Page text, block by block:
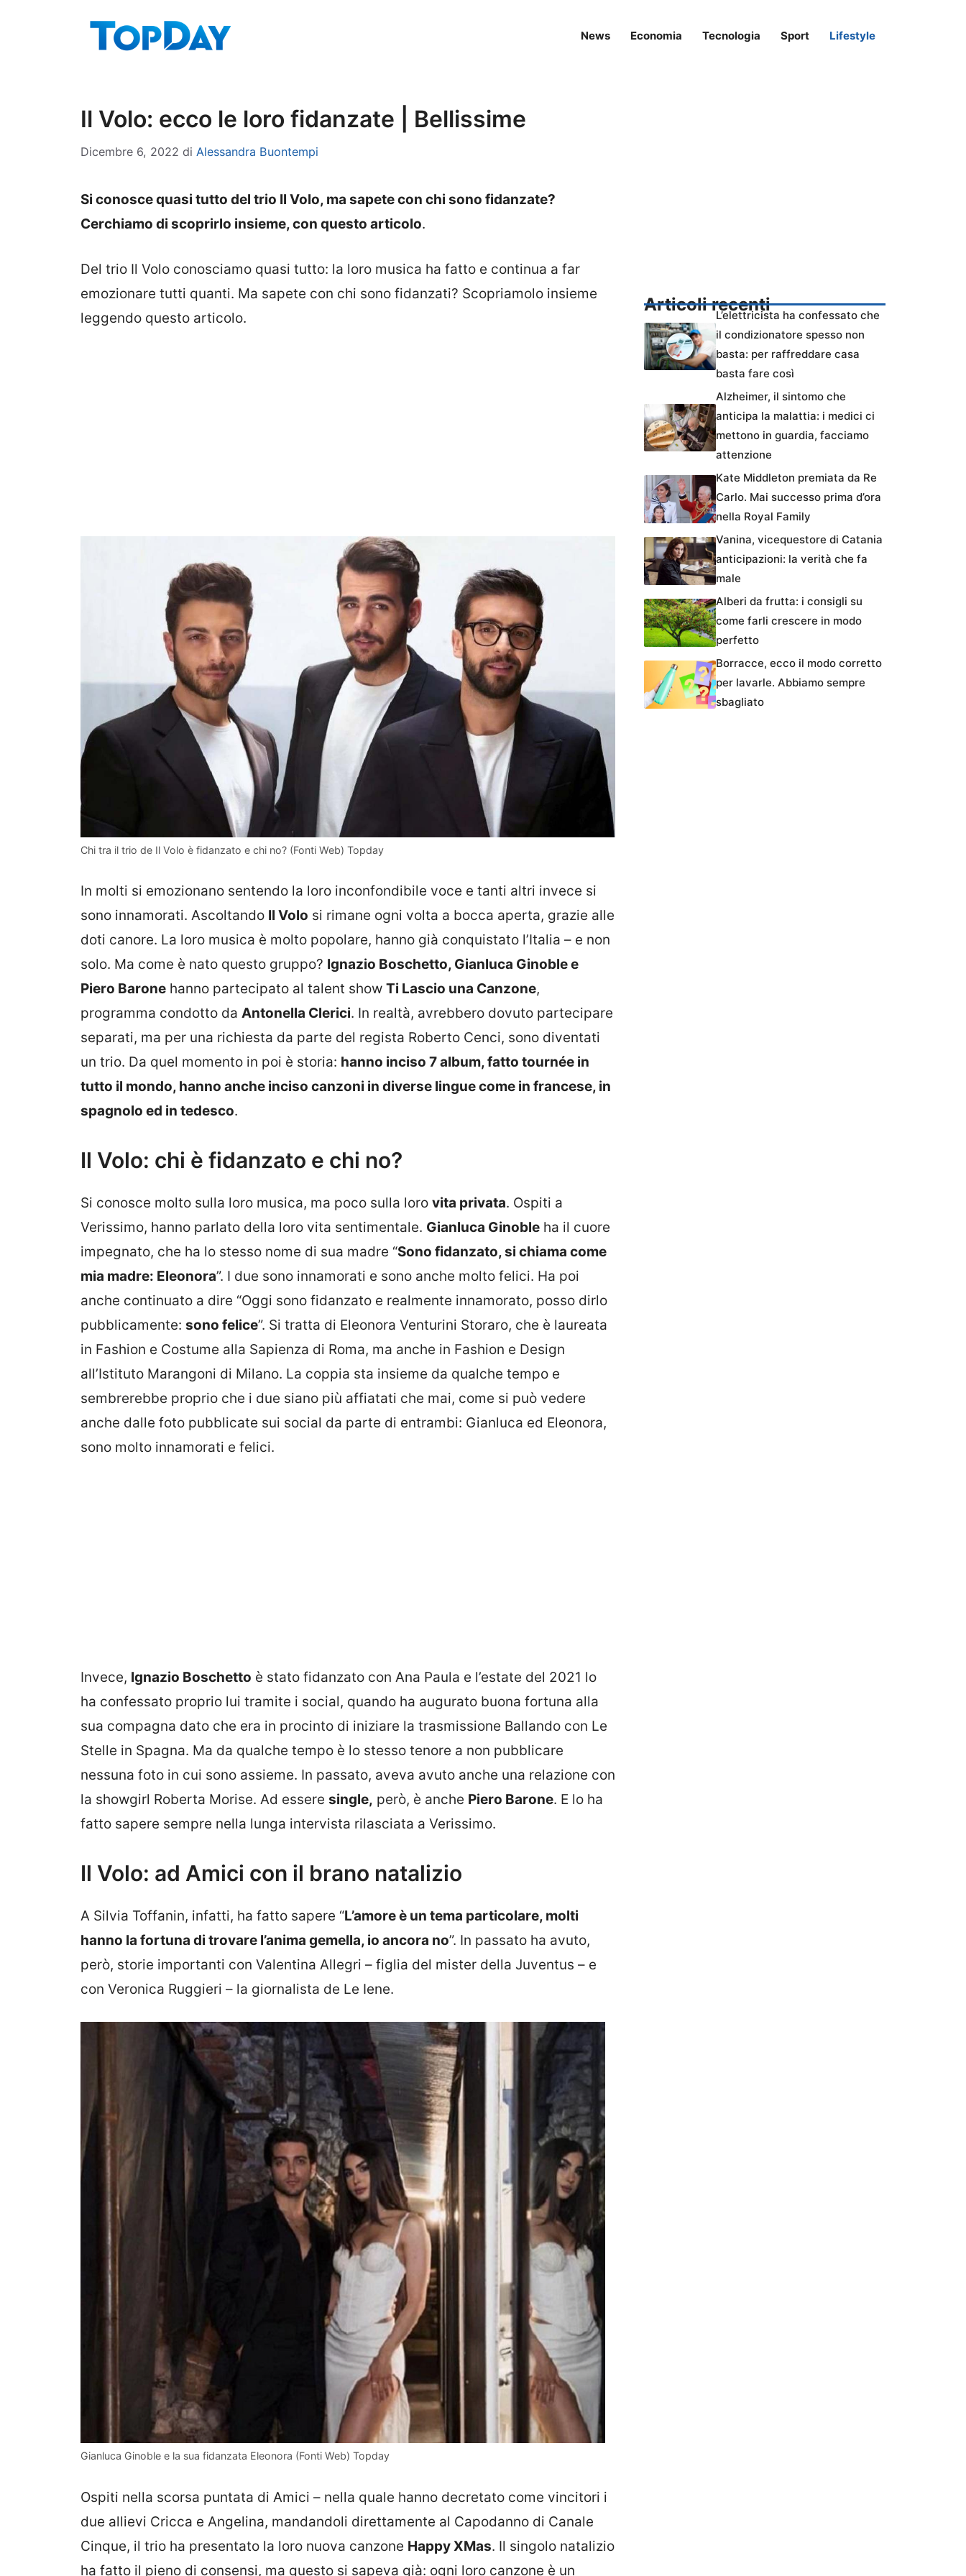
News Economia Tecnologia Sport Lifestyle
Il Volo: ecco le loro fidanzate | Bellissime
Dicembre 6, 2022 di Alessandra Buontempi
Si conosce quasi tutto del trio Il Volo, ma sapete con chi sono fidanzate?
Cerchiamo di scoprirlo insieme, con questo articolo.
Del trio Il Volo conosciamo quasi tutto: la loro musica ha fatto e continua a far
emozionare tutti quanti. Ma sapete con chi sono fidanzati? Scopriamolo insieme
leggendo questo articolo.
Chi tra il trio de Il Volo è fidanzato e chi no? (Fonti Web) Topday
In molti si emozionano sentendo la loro inconfondibile voce e tanti altri invece si
sono innamorati. Ascoltando Il Volo si rimane ogni volta a bocca aperta, grazie alle
doti canore. La loro musica è molto popolare, hanno già conquistato l’Italia – e non
solo. Ma come è nato questo gruppo? Ignazio Boschetto, Gianluca Ginoble e
Piero Barone hanno partecipato al talent show Ti Lascio una Canzone,
programma condotto da Antonella Clerici. In realtà, avrebbero dovuto partecipare
separati, ma per una richiesta da parte del regista Roberto Cenci, sono diventati
un trio. Da quel momento in poi è storia: hanno inciso 7 album, fatto tournée in
tutto il mondo, hanno anche inciso canzoni in diverse lingue come in francese, in
spagnolo ed in tedesco.
Il Volo: chi è fidanzato e chi no?
Si conosce molto sulla loro musica, ma poco sulla loro vita privata. Ospiti a
Verissimo, hanno parlato della loro vita sentimentale. Gianluca Ginoble ha il cuore
impegnato, che ha lo stesso nome di sua madre “Sono fidanzato, si chiama come
mia madre: Eleonora”. I due sono innamorati e sono anche molto felici. Ha poi
anche continuato a dire “Oggi sono fidanzato e realmente innamorato, posso dirlo
pubblicamente: sono felice”. Si tratta di Eleonora Venturini Storaro, che è laureata
in Fashion e Costume alla Sapienza di Roma, ma anche in Fashion e Design
all’Istituto Marangoni di Milano. La coppia sta insieme da qualche tempo e
sembrerebbe proprio che i due siano più affiatati che mai, come si può vedere
anche dalle foto pubblicate sui social da parte di entrambi: Gianluca ed Eleonora,
sono molto innamorati e felici.
Invece, Ignazio Boschetto è stato fidanzato con Ana Paula e l’estate del 2021 lo
ha confessato proprio lui tramite i social, quando ha augurato buona fortuna alla
sua compagna dato che era in procinto di iniziare la trasmissione Ballando con Le
Stelle in Spagna. Ma da qualche tempo è lo stesso tenore a non pubblicare
nessuna foto in cui sono assieme. In passato, aveva avuto anche una relazione con
la showgirl Roberta Morise. Ad essere single, però, è anche Piero Barone. E lo ha
fatto sapere sempre nella lunga intervista rilasciata a Verissimo.
Il Volo: ad Amici con il brano natalizio
A Silvia Toffanin, infatti, ha fatto sapere “L’amore è un tema particolare, molti
hanno la fortuna di trovare l’anima gemella, io ancora no”. In passato ha avuto,
però, storie importanti con Valentina Allegri – figlia del mister della Juventus – e
con Veronica Ruggieri – la giornalista de Le Iene.
Gianluca Ginoble e la sua fidanzata Eleonora (Fonti Web) Topday
Ospiti nella scorsa puntata di Amici – nella quale hanno decretato come vincitori i
due allievi Cricca e Angelina, mandandoli direttamente al Capodanno di Canale
Cinque, il trio ha presentato la loro nuova canzone Happy XMas. Il singolo natalizio
ha fatto il pieno di consensi, ma questo si sapeva già: ogni loro canzone è un
Articoli recenti
L’elettricista ha confessato che
il condizionatore spesso non
basta: per raffreddare casa
basta fare così
Alzheimer, il sintomo che
anticipa la malattia: i medici ci
mettono in guardia, facciamo
attenzione
Kate Middleton premiata da Re
Carlo. Mai successo prima d’ora
nella Royal Family
Vanina, vicequestore di Catania
anticipazioni: la verità che fa
male
Alberi da frutta: i consigli su
come farli crescere in modo
perfetto
Borracce, ecco il modo corretto
per lavarle. Abbiamo sempre
sbagliato